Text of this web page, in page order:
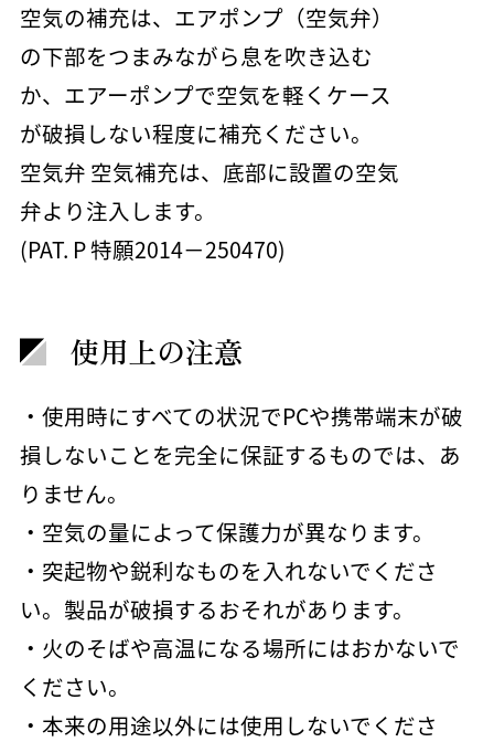
空気の補充は、エアポンプ（空気弁）
の下部をつまみながら息を吹き込む
か、エアーポンプで空気を軽くケース
が破損しない程度に補充ください。
空気弁 空気補充は、底部に設置の空気
弁より注入します。
(PAT. P 特願2014－250470)
使用上の注意
・使用時にすべての状況でPCや携帯端末が破
損しないことを完全に保証するものでは、あ
りません。
・空気の量によって保護力が異なります。
・突起物や鋭利なものを入れないでくださ
い。製品が破損するおそれがあります。
・火のそばや高温になる場所にはおかないで
ください。
・本来の用途以外には使用しないでくださ